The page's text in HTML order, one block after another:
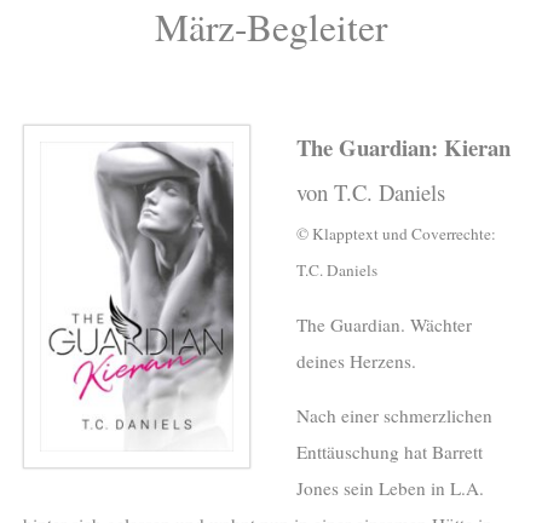
März-Begleiter
The Guardian: Kieran
von T.C. Daniels
© Klapptext und Coverrechte:
T.C. Daniels
The Guardian. Wächter
deines Herzens.
Nach einer schmerzlichen
Enttäuschung hat Barrett
Jones sein Leben in L.A.